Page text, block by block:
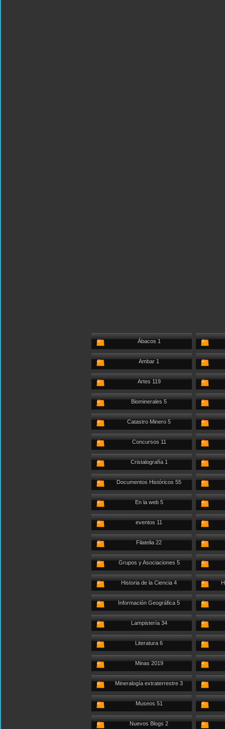
Ábacos 1
Ambar 1
Artes 119
Biominerales 5
Catastro Minero 5
Concursos 11
Cristalografía 1
Documentos Históricos 55
En la web 5
eventos 11
Filatelia 22
Grupos y Asociaciones 5
Historia de la Ciencia 4
Información Geográfica 5
Lampistería 34
Literatura 6
Minas 2019
Mineralogía extraterrestre 3
Museos 51
Nuevos Blogs 2